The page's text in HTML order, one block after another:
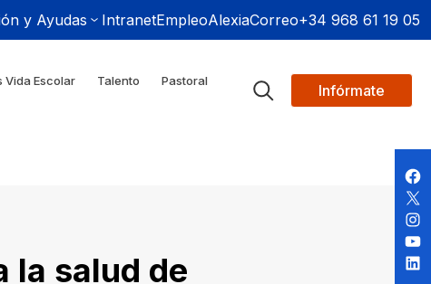
y Ayudas IntranetEmpleoAlexiaCorreo+34 968 61 19 05
Vida Escolar Talento Pastoral
Infórmate
la salud de